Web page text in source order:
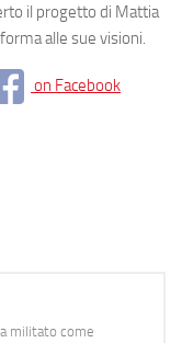
il progetto di Mattia
alle sue visioni.
on Facebook
militato come